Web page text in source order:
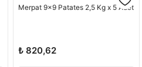
Merpat 9x9 Patates 2,5 Kg x 5 Adet
₺ 820,62